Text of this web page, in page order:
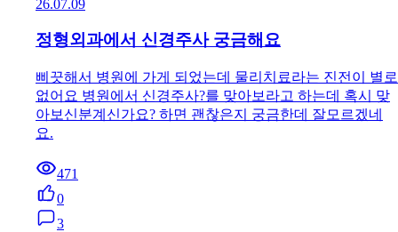
2
5
seabuck
26.07.20
5월 말에 오른쪽 발가락 골절로 병원다니고 있어요 처음 병
원왔을때는 여기서는 ct 촬영이 안된다고 하셔서 큰 병원으
로 협진의뢰 넣어주셔서 빠르게 연계되서 검사를 이어갈수